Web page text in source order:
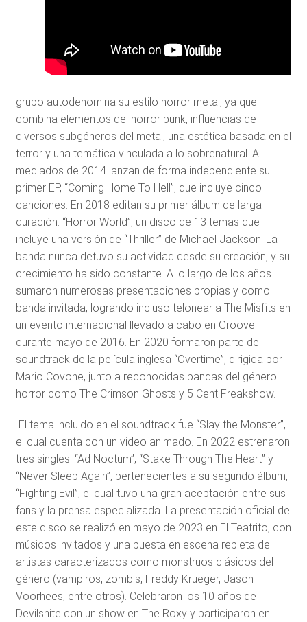
grupo autodenomina su estilo horror metal, ya que
combina elementos del horror punk, influencias de
diversos subgéneros del metal, una estética basada en el
terror y una temática vinculada a lo sobrenatural. A
mediados de 2014 lanzan de forma independiente su
primer EP, “Coming Home To Hell”, que incluye cinco
canciones. En 2018 editan su primer álbum de larga
duración: “Horror World”, un disco de 13 temas que
incluye una versión de “Thriller” de Michael Jackson. La
banda nunca detuvo su actividad desde su creación, y su
crecimiento ha sido constante. A lo largo de los años
sumaron numerosas presentaciones propias y como
banda invitada, logrando incluso telonear a The Misfits en
un evento internacional llevado a cabo en Groove
durante mayo de 2016. En 2020 formaron parte del
soundtrack de la película inglesa “Overtime”, dirigida por
Mario Covone, junto a reconocidas bandas del género
horror como The Crimson Ghosts y 5 Cent Freakshow.
El tema incluido en el soundtrack fue “Slay the Monster”,
el cual cuenta con un video animado. En 2022 estrenaron
tres singles: “Ad Noctum”, “Stake Through The Heart” y
“Never Sleep Again”, pertenecientes a su segundo álbum,
“Fighting Evil”, el cual tuvo una gran aceptación entre sus
fans y la prensa especializada. La presentación oficial de
este disco se realizó en mayo de 2023 en El Teatrito, con
músicos invitados y una puesta en escena repleta de
artistas caracterizados como monstruos clásicos del
género (vampiros, zombis, Freddy Krueger, Jason
Voorhees, entre otros). Celebraron los 10 años de
Devilsnite con un show en The Roxy y participaron en